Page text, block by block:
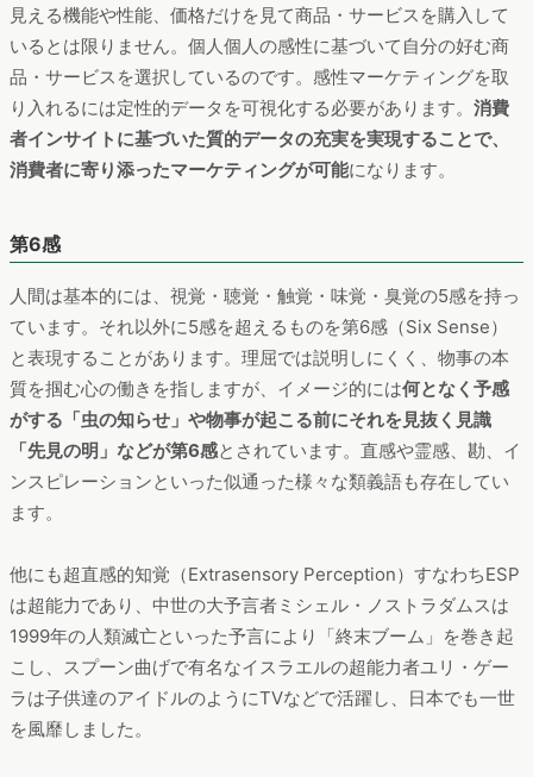
見える機能や性能、価格だけを見て商品・サービスを購入して
いるとは限りません。個人個人の感性に基づいて自分の好む商
品・サービスを選択しているのです。感性マーケティングを取
り入れるには定性的データを可視化する必要があります。 消費
者インサイトに基づいた質的データの充実を実現することで、
消費者に寄り添ったマーケティングが可能になります。
第6感
人間は基本的には、視覚・聴覚・触覚・味覚・臭覚の5感を持っ
ています。それ以外に5感を超えるものを第6感（Six Sense）
と表現することがあります。理屈では説明しにくく、物事の本
質を掴む心の働きを指しますが、イメージ的には何となく予感
がする「虫の知らせ」や物事が起こる前にそれを見抜く見識
「先見の明」などが第6感とされています。直感や霊感、勘、イ
ンスピレーションといった似通った様々な類義語も存在してい
ます。
他にも超直感的知覚（Extrasensory Perception）すなわちESP
は超能力であり、中世の大予言者ミシェル・ノストラダムスは
1999年の人類滅亡といった予言により「終末ブーム」を巻き起
こし、スプーン曲げで有名なイスラエルの超能力者ユリ・ゲー
ラは子供達のアイドルのようにTVなどで活躍し、日本でも一世
を風靡しました。